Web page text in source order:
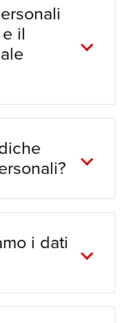
il
i dati